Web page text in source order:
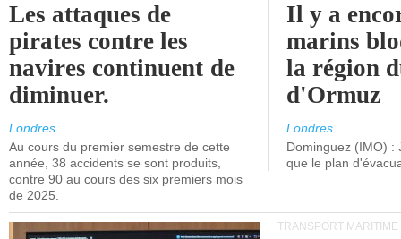
Les attaques de
pirates contre les
navires continuent de
diminuer.
Londres
Au cours du premier semestre de cette
année, 38 accidents se sont produits,
contre 90 au cours des six premiers mois
de 2025.
Il y a
marins
la région
d'Ormuz
Londres
Dominguez (IMO) :
que le plan
TRANSPORT MARITIME